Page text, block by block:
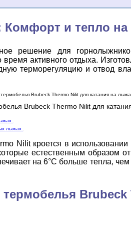
Комфорт и тепло
решение для
активного отдыха.
терморегуляцию и отвод
Brubeck Thermo Nilit для
лыжах.
Nilit кроется в
естественным образом
на 6°C больше тепла,